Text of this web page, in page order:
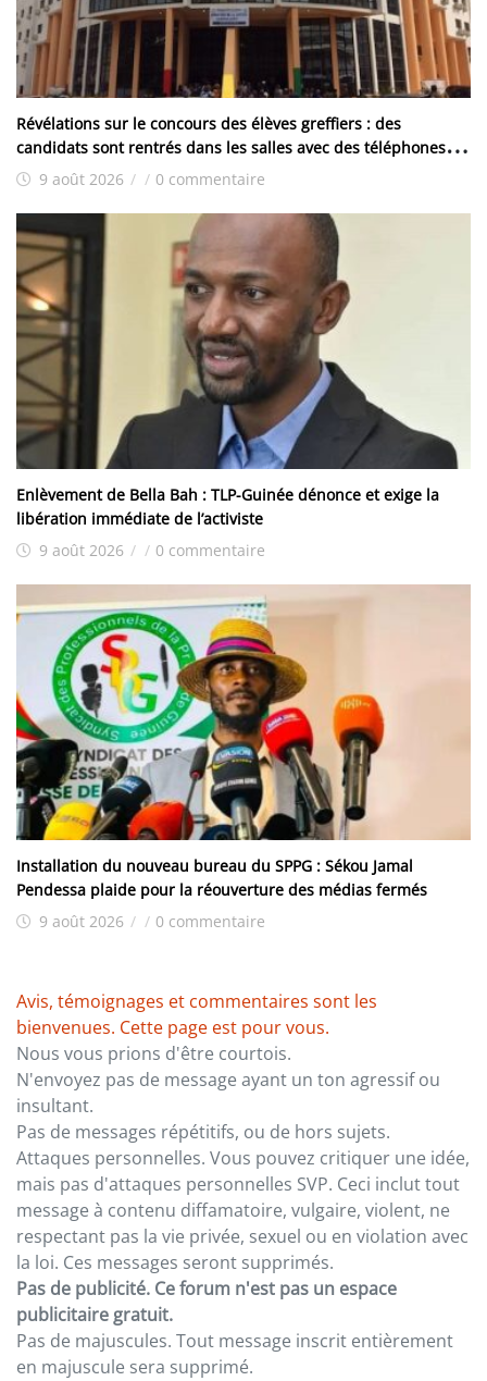
Révélations sur le concours des élèves greffiers : des
candidats sont rentrés dans les salles avec des téléphones et
d’autres ont reçu les traités
9 août 2026 / / 0 commentaire
Enlèvement de Bella Bah : TLP-Guinée dénonce et exige la
libération immédiate de l’activiste
9 août 2026 / / 0 commentaire
Installation du nouveau bureau du SPPG : Sékou Jamal
Pendessa plaide pour la réouverture des médias fermés
9 août 2026 / / 0 commentaire
Avis, témoignages et commentaires sont les
bienvenues. Cette page est pour vous.
Nous vous prions d'être courtois.
N'envoyez pas de message ayant un ton agressif ou
insultant.
Pas de messages répétitifs, ou de hors sujets.
Attaques personnelles. Vous pouvez critiquer une idée,
mais pas d'attaques personnelles SVP. Ceci inclut tout
message à contenu diffamatoire, vulgaire, violent, ne
respectant pas la vie privée, sexuel ou en violation avec
la loi. Ces messages seront supprimés.
Pas de publicité. Ce forum n'est pas un espace
publicitaire gratuit.
Pas de majuscules. Tout message inscrit entièrement
en majuscule sera supprimé.